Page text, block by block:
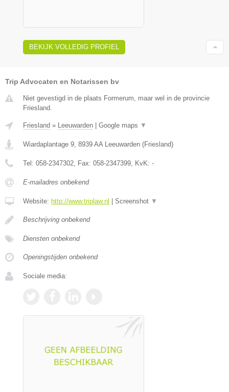
BEKIJK VOLLEDIG PROFIEL
Trip Advocaten en Notarissen bv
Niet gevestigd in de plaats Formerum, maar wel in de provincie
Friesland.
Friesland » Leeuwarden Google maps ▼
Wiardaplantage 9, 8939 AA Leeuwarden (Friesland)
Tel: 058-2347302, Fax: 058-2347399, KvK: -
E-mailadres onbekend
Website: http://www.triplaw.nl Screenshot ▼
Beschrijving onbekend
Diensten onbekend
Openingstijden onbekend
Sociale media: